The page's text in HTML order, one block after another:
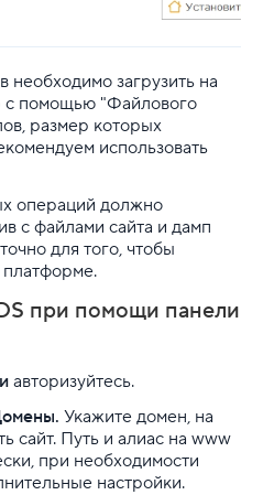
необходимо загрузить на
с помощью "Файлового
размер которых
использовать
операций должно
с файлами сайта и дамп
для того, чтобы
платформе.
при помощи панели
авторизуйтесь.
Укажите домен, на
сайт. Путь и алиас на www
при необходимости
настройки.